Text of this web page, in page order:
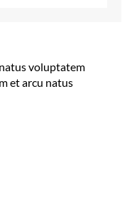
voluptatem
et arcu natus